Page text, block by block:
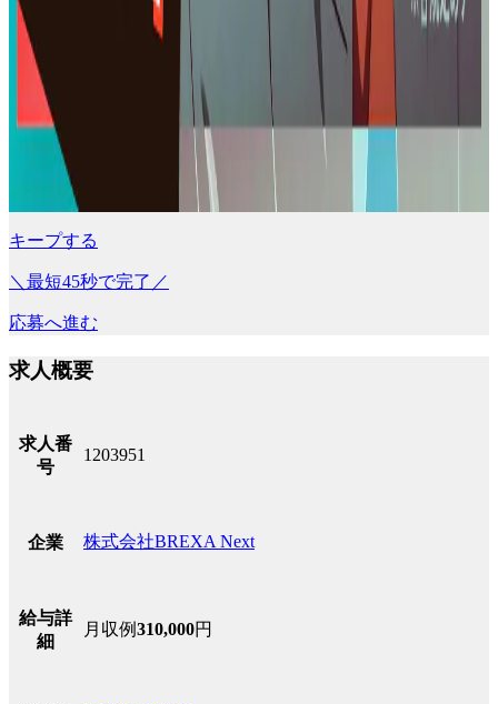
キープする
＼最短45秒で完了／
応募へ進む
求人概要
求人番
号
1203951
企業 株式会社BREXA Next
給与詳
細
月収例310,000円